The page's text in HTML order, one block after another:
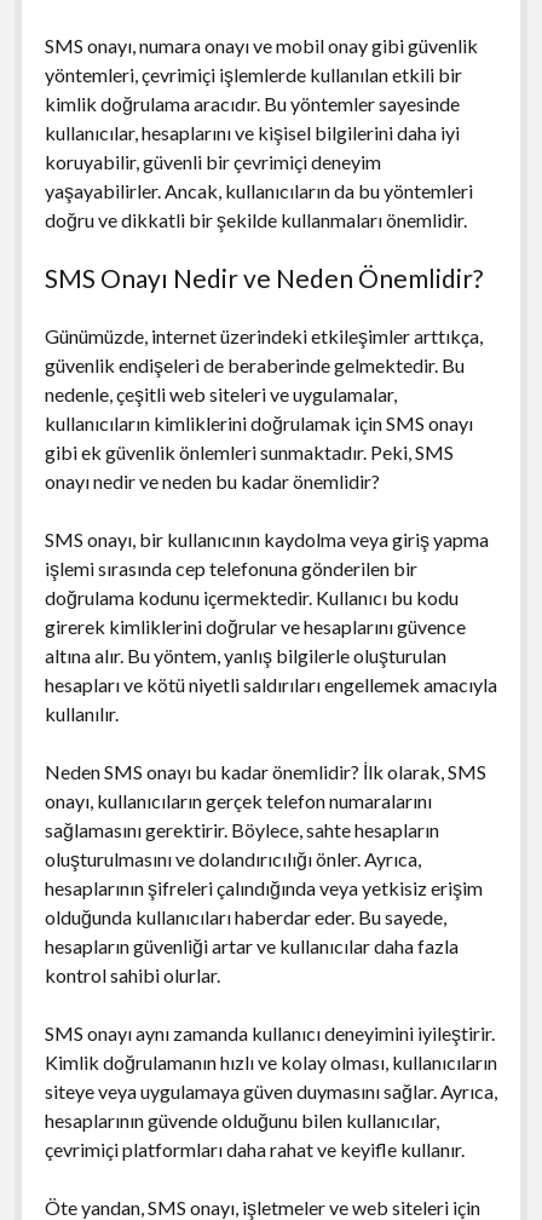
SMS onayı, numara onayı ve mobil onay gibi güvenlik
yöntemleri, çevrimiçi işlemlerde kullanılan etkili bir
kimlik doğrulama aracıdır. Bu yöntemler sayesinde
kullanıcılar, hesaplarını ve kişisel bilgilerini daha iyi
koruyabilir, güvenli bir çevrimiçi deneyim
yaşayabilirler. Ancak, kullanıcıların da bu yöntemleri
doğru ve dikkatli bir şekilde kullanmaları önemlidir.
SMS Onayı Nedir ve Neden Önemlidir?
Günümüzde, internet üzerindeki etkileşimler arttıkça,
güvenlik endişeleri de beraberinde gelmektedir. Bu
nedenle, çeşitli web siteleri ve uygulamalar,
kullanıcıların kimliklerini doğrulamak için SMS onayı
gibi ek güvenlik önlemleri sunmaktadır. Peki, SMS
onayı nedir ve neden bu kadar önemlidir?
SMS onayı, bir kullanıcının kaydolma veya giriş yapma
işlemi sırasında cep telefonuna gönderilen bir
doğrulama kodunu içermektedir. Kullanıcı bu kodu
girerek kimliklerini doğrular ve hesaplarını güvence
altına alır. Bu yöntem, yanlış bilgilerle oluşturulan
hesapları ve kötü niyetli saldırıları engellemek amacıyla
kullanılır.
Neden SMS onayı bu kadar önemlidir? İlk olarak, SMS
onayı, kullanıcıların gerçek telefon numaralarını
sağlamasını gerektirir. Böylece, sahte hesapların
oluşturulmasını ve dolandırıcılığı önler. Ayrıca,
hesaplarının şifreleri çalındığında veya yetkisiz erişim
olduğunda kullanıcıları haberdar eder. Bu sayede,
hesapların güvenliği artar ve kullanıcılar daha fazla
kontrol sahibi olurlar.
SMS onayı aynı zamanda kullanıcı deneyimini iyileştirir.
Kimlik doğrulamanın hızlı ve kolay olması, kullanıcıların
siteye veya uygulamaya güven duymasını sağlar. Ayrıca,
hesaplarının güvende olduğunu bilen kullanıcılar,
çevrimiçi platformları daha rahat ve keyifle kullanır.
Öte yandan, SMS onayı, işletmeler ve web siteleri için